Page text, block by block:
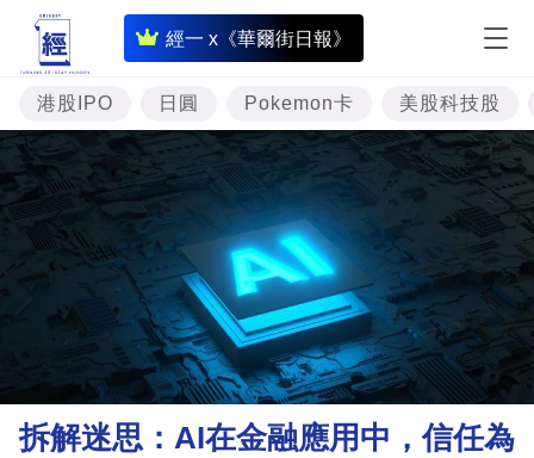
經一 x《華爾街日報》
即
時
財
經
投
樓
市
理
財
港股IPO 日圓 Pokemon卡 美股科技股
拆解迷思：AI在金融應用中，信任為